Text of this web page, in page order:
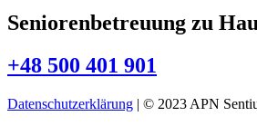
Seniorenbetreuung zu
+48 500 401 901
Datenschutzerklärung | © 2023 APN